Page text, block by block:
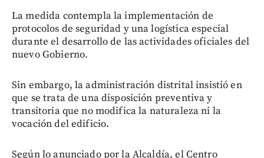
La medida contempla la implementación de
protocolos de seguridad y una logística especial
durante el desarrollo de las actividades oficiales del
nuevo Gobierno.
Sin embargo, la administración distrital insistió en
que se trata de una disposición preventiva y
transitoria que no modifica la naturaleza ni la
vocación del edificio.
Según lo anunciado por la Alcaldía, el Centro